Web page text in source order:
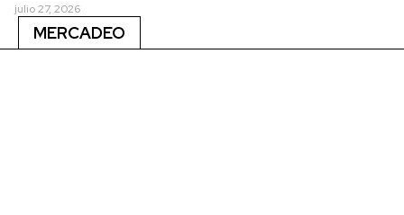
julio 27, 2026
MERCADEO